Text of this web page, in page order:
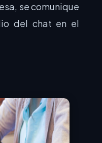
se comunique
del chat en el